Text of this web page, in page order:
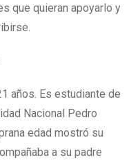
que quieran apoyarlo y
años. Es estudiante de
Nacional Pedro
edad mostró su
a su padre